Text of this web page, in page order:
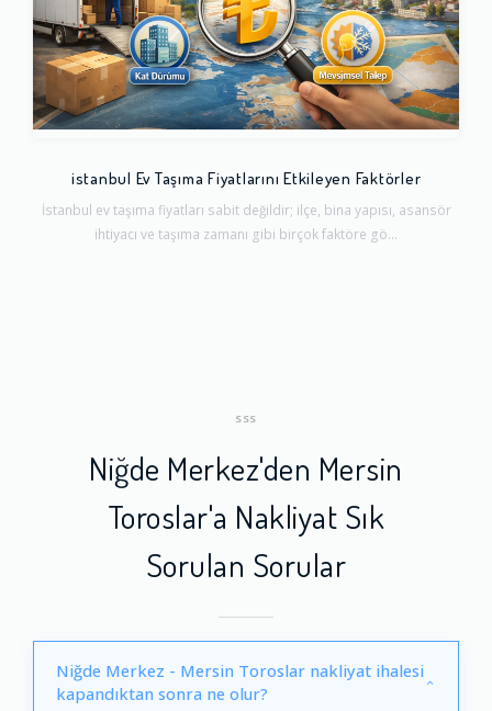
istanbul Ev Taşıma Fiyatlarını Etkileyen Faktörler
İstanbul ev taşıma fiyatları sabit değildir; ilçe, bina yapısı, asansör
ihtiyacı ve taşıma zamanı gibi birçok faktöre gö...
SSS
Niğde Merkez'den Mersin
Toroslar'a Nakliyat Sık
Sorulan Sorular
Niğde Merkez - Mersin Toroslar nakliyat ihalesi
kapandıktan sonra ne olur?